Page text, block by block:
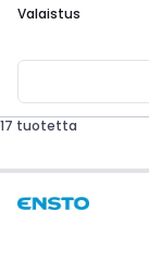
Valaistus
17 tuotetta